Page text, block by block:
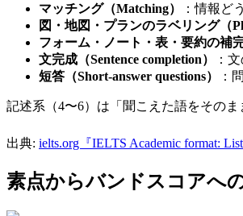
マッチング（Matching）
：情報ど
図・地図・プランのラベリング（
フォーム・ノート・表・要約の補
文完成（Sentence completion）
：
短答（Short-answer questions）
：
記述系（4〜6）は「聞こえた語をその
出典: ielts.org『IELTS Academic format:
素点からバンドスコアへ